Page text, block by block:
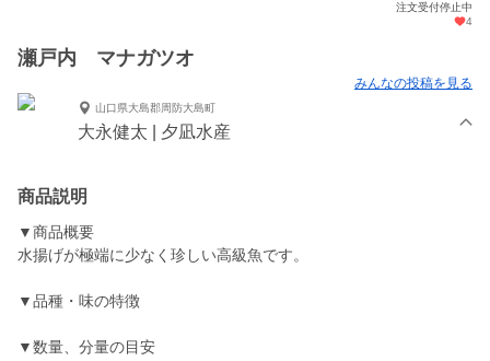
注文受付停止中
4
瀬戸内 マナガツオ
みんなの投稿を見る
山口県大島郡周防大島町
大永健太 | 夕凪水産
商品説明
▼商品概要
水揚げが極端に少なく珍しい高級魚です。
▼品種・味の特徴
▼数量、分量の目安